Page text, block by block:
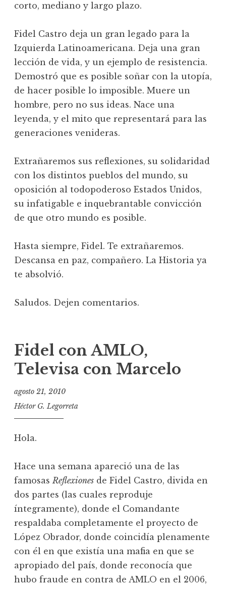
corto, mediano y largo plazo.
Fidel Castro deja un gran legado para la
Izquierda Latinoamericana. Deja una gran
lección de vida, y un ejemplo de resistencia.
Demostró que es posible soñar con la utopía,
de hacer posible lo imposible. Muere un
hombre, pero no sus ideas. Nace una
leyenda, y el mito que representará para las
generaciones venideras.
Extrañaremos sus reflexiones, su solidaridad
con los distintos pueblos del mundo, su
oposición al todopoderoso Estados Unidos,
su infatigable e inquebrantable convicción
de que otro mundo es posible.
Hasta siempre, Fidel. Te extrañaremos.
Descansa en paz, compañero. La Historia ya
te absolvió.
Saludos. Dejen comentarios.
Fidel con AMLO,
Televisa con Marcelo
agosto 21, 2010
Héctor G. Legorreta
Hola.
Hace una semana apareció una de las
famosasReflexiones de Fidel Castro, divida en
dos partes (las cuales reproduje
íntegramente), donde el Comandante
respaldaba completamente el proyecto de
López Obrador, donde coincidía plenamente
con él en que existía una mafia en que se
apropiado del país, donde reconocía que
hubo fraude en contra de AMLO en el 2006,